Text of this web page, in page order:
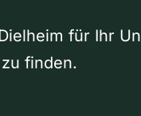
für Ihr
finden.